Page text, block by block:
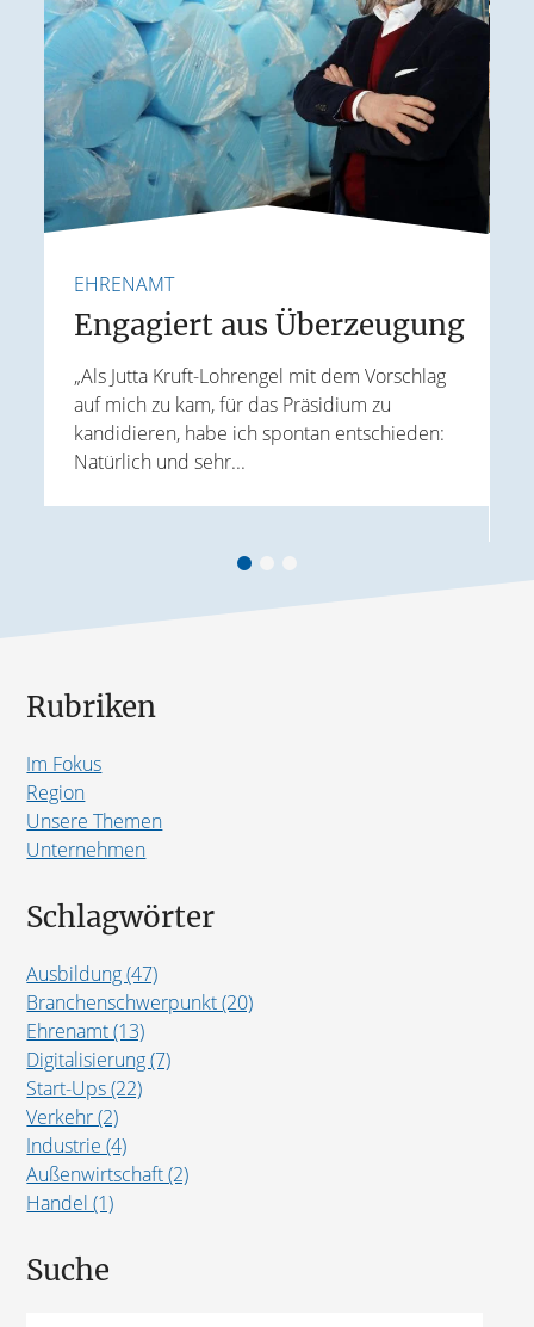
EHRENAMT
Engagiert aus Überzeugung
„Als Jutta Kruft-Lohrengel mit dem Vorschlag
auf mich zu kam, für das Präsidium zu
kandidieren, habe ich spontan entschieden:
Natürlich und sehr...
Rubriken
Im Fokus
Region
Unsere Themen
Unternehmen
Schlagwörter
Ausbildung (47)
Branchenschwerpunkt (20)
Ehrenamt (13)
Digitalisierung (7)
Start-Ups (22)
Verkehr (2)
Industrie (4)
Außenwirtschaft (2)
Handel (1)
Suche